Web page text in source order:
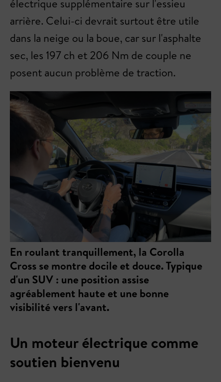
électrique supplémentaire sur l'essieu
arrière. Celui-ci devrait surtout être utile
dans la neige ou la boue, car sur l'asphalte
sec, les 197 ch et 206 Nm de couple ne
posent aucun problème de traction.
En roulant tranquillement, la Corolla
Cross se montre docile et douce. Typique
d'un SUV : une position assise
agréablement haute et une bonne
visibilité vers l'avant.
Un moteur électrique comme
soutien bienvenu